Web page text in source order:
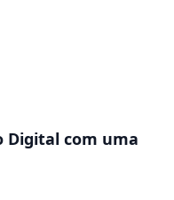
Digital com uma